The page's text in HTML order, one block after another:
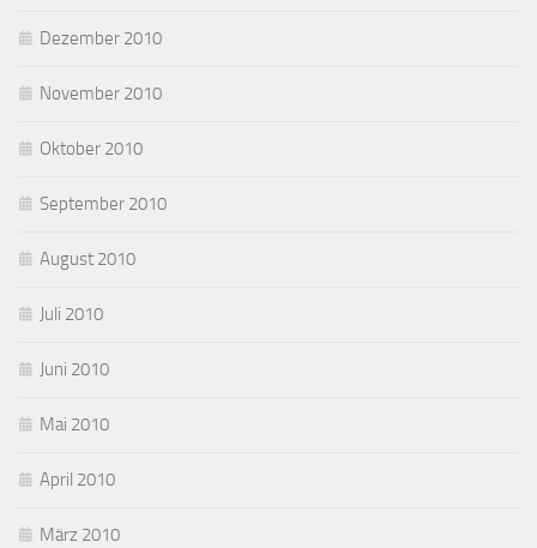
Dezember 2010
November 2010
Oktober 2010
September 2010
August 2010
Juli 2010
Juni 2010
Mai 2010
April 2010
März 2010